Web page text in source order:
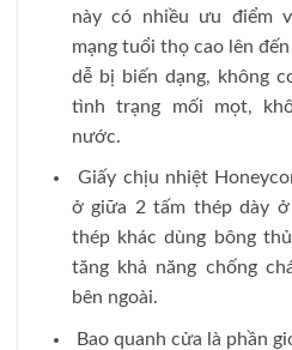
này có nhiều ưu điểm
mạng tuổi thọ cao lên
dễ bị biến dạng, không
tình trạng mối mọt,
nước.
Giấy chịu nhiệt
ở giữa 2 tấm thép dày
thép khác dùng bông
tăng khả năng chống
bên ngoài.
Bao quanh cửa là phần